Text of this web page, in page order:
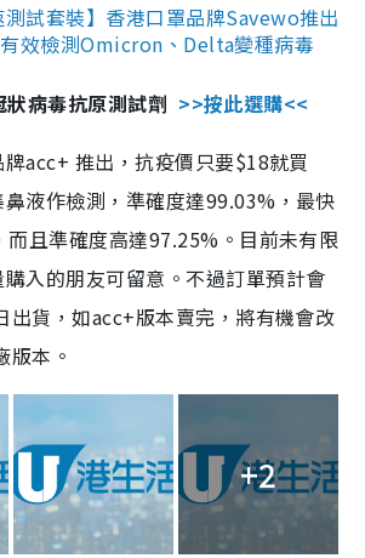
試套裝】香港口罩品牌Savewo推出
效檢測Omicron、Delta變種病毒
病毒抗原測試劑 >>按此選購<<
acc+ 推出，抗疫價只要$18就買
液作檢測，準確度達99.03%，最快
而且準確度高達97.25%。目前未有限
入的朋友可留意。不過訂單預計會
出貨，如acc+版本賣完，將有機會改
版本。
+2